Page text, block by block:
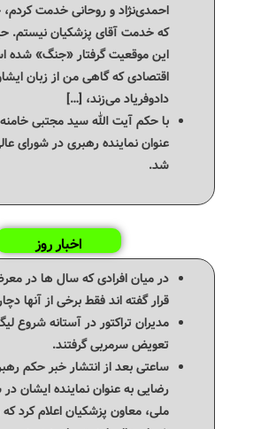
احمدی‌نژاد و روحانی خدمت
که خدمت آقای پزشکیان نیستم.
این موقعیت گرفتار «جنگ»
اقتصادی که گاهی من از زبان
دادوفریاد می‌زند، […]
با حکم آیت الله سید مجتبی
عنوان نماینده رهبری در شورای
شد.
اخبار روز
در میان افرادی که سال ها در
قرار گفته اند فقط برخی از آنها
مدیران تراکتور در آستانه شروع
تعویض سرمربی گرفتند.
ساعتی بعد از انتشار خبر حکم
رضایی به عنوان نماینده ایشان
ملی، معاون پزشکیان اعلام کرد